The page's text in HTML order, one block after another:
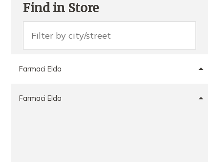
Find in Store
Farmaci Elda
Farmaci Elda